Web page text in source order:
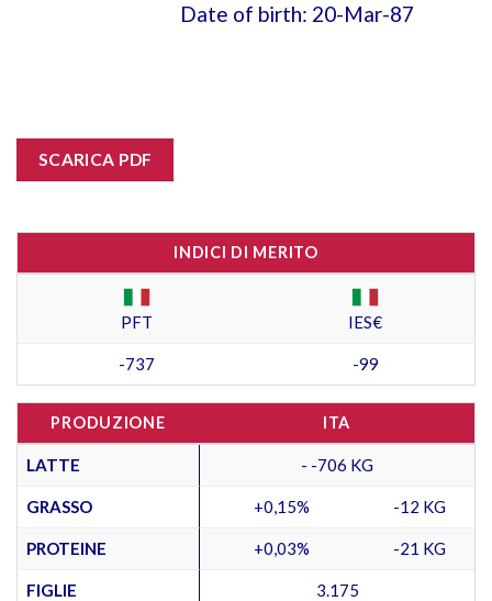
Date of birth: 20-Mar-87
SCARICA PDF
INDICI DI MERITO
PFT IES€
-737 -99
PRODUZIONE ITA
LATTE - -706 KG
GRASSO +0,15% -12 KG
PROTEINE +0,03% -21 KG
FIGLIE 3.175